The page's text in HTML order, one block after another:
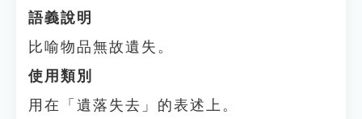
語義說明
比喻物品無故遺失。
使用類別
用在「遺落失去」的表述上。